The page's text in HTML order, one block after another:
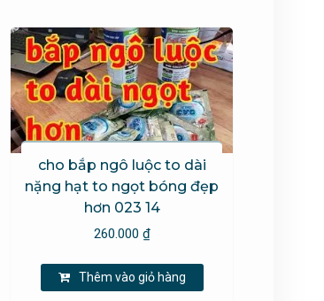
cho bắp ngô luộc to dài
nặng hạt to ngọt bóng đẹp
hơn 023 14
260.000 ₫
Thêm vào giỏ hàng